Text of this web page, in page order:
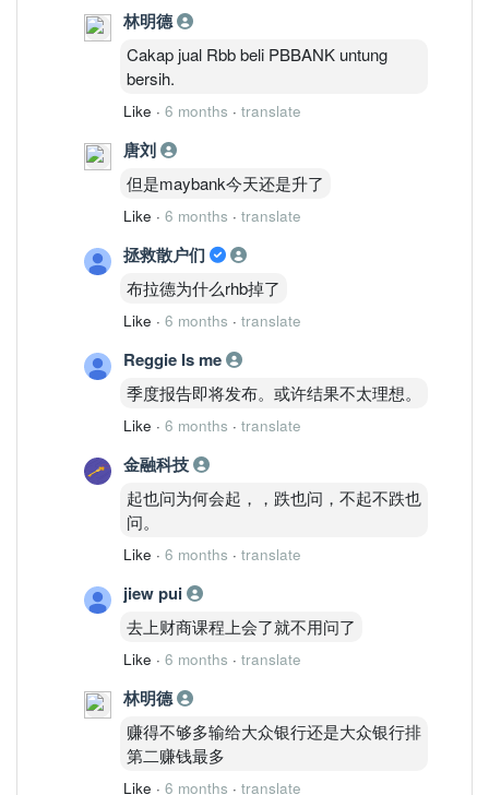
林明德
Cakap jual Rbb beli PBBANK untung
bersih.
Like · 6 months · translate
唐刘
但是maybank今天还是升了
Like · 6 months · translate
拯救散户们
布拉德为什么rhb掉了
Like · 6 months · translate
Reggie Is me
季度报告即将发布。或许结果不太理想。
Like · 6 months · translate
金融科技
起也问为何会起，，跌也问，不起不跌也
问。
Like · 6 months · translate
jiew pui
去上财商课程上会了就不用问了
Like · 6 months · translate
林明德
赚得不够多输给大众银行还是大众银行排
第二赚钱最多
Like · 6 months · translate